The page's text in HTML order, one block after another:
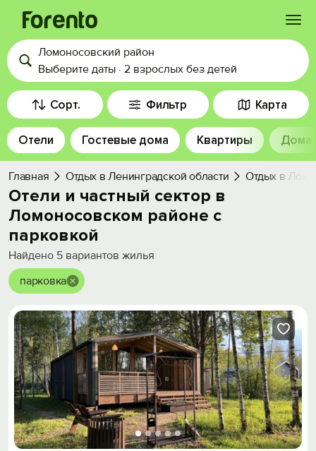
Войти
Избранное
История просмотра
Добавить свой объект
Ломоносовский район
Выберите даты · 2 взрослых без детей
Сорт. Фильтр Карта
Отели Гостевые дома Квартиры Дома
Главная Отдых в Ленинградской области Отдых в
Отели и частный сектор в
Ломоносовском районе с
парковкой
Найдено 5 вариантов жилья
парковка